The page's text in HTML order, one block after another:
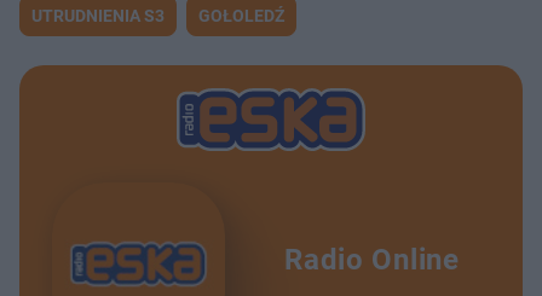
UTRUDNIENIA S3 GOŁOLEDŹ
Radio Online